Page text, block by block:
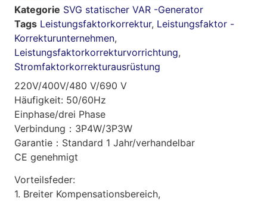
Kategorie SVG statischer VAR -Generator
Tags Leistungsfaktorkorrektur, Leistungsfaktor -
Korrekturunternehmen,
Leistungsfaktorkorrekturvorrichtung,
Stromfaktorkorrekturausrüstung
220V/400V/480 V/690 V
Häufigkeit: 50/60Hz
Einphase/drei Phase
Verbindung：3P4W/3P3W
Garantie：Standard 1 Jahr/verhandelbar
CE genehmigt
Vorteilsfeder:
1. Breiter Kompensationsbereich,